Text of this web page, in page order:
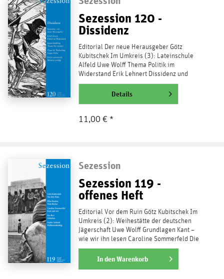
Sezession 120 -
Dissidenz
Editorial Der neue Herausgeber Götz
Kubitschek Im Umkreis (3): Lateinschule
Alfeld Uwe Wolff Thema Politik im
Widerstand Erik Lehnert Dissidenz und
Resilienz, oder: Wenn’s zum...
weiterlesenDetails
11,00 € *
Sezession
Sezession 119 -
offenes Heft
Editorial Vor dem Ruin Götz Kubitschek Im
Umkreis (2): Weihestätte der deutschen
Jägerschaft Uwe Wolff Grundlagen Kant –
wie wir ihn lesen Caroline Sommerfeld Die
Schuld und der...
weiterlesen
In denWarenkorb